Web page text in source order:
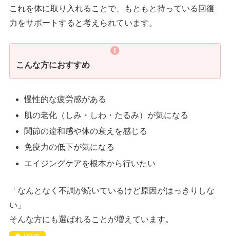
これを体に取り入れることで、もともと持っている回復
力をサポートすると考えられています。
こんな方におすすめ
慢性的な疲労感がある
肌の老化（しみ・しわ・たるみ）が気になる
関節の違和感や体の衰えを感じる
免疫力の低下が気になる
エイジングケアを根本から行いたい
「なんとなく不調が続いているけど原因がはっきりしな
い」
そんな方にも選ばれることが増えています。